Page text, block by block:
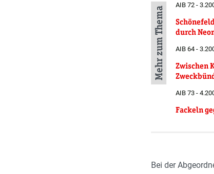
Mehr zum Thema
AIB 72 -
durch
AIB 64 -
Zwischen
AIB 73 -
Fackeln
Bei der